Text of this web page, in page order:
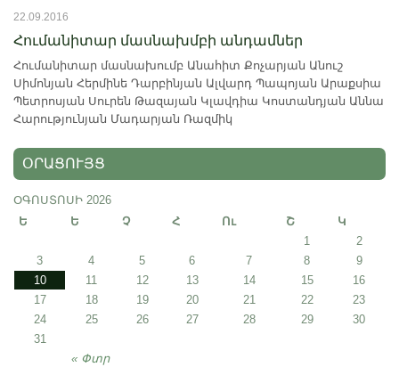
22.09.2016
Հումանիտար մասնախմբի անդամներ
Հումանիտար մասնախումբ Անահիտ Քոչարյան Անուշ
Սիմոնյան Հերմինե Դարբինյան Ալվարդ Պապոյան Արաքսիա
Պետրոսյան Սուրեն Թազայան Կլավդիա Կոստանդյան Աննա
Հարությունյան Մադարյան Ռազմիկ
ՕՐԱՑՈՒՅՑ
ՕԳՈՍՏՈՍԻ 2026
Ե
Ե Չ Հ Ու Շ Կ
« Փտր
1
2
3
4 5 6 7 8
9
10
11 12 13 14 15
16
17
18 19 20 21 22
23
24
25 26 27 28 29
30
31